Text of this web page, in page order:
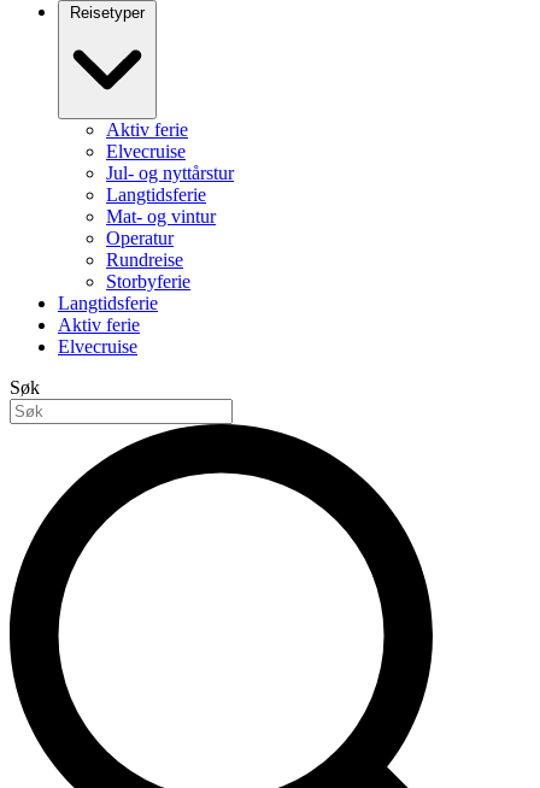
Reisetyper
Aktiv ferie
Elvecruise
Jul- og nyttårstur
Langtidsferie
Mat- og vintur
Operatur
Rundreise
Storbyferie
Langtidsferie
Aktiv ferie
Elvecruise
Søk